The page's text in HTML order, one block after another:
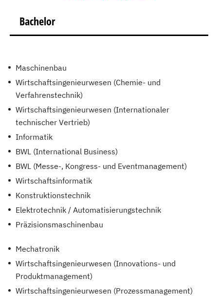
Bachelor
Maschinenbau
Wirtschaftsingenieurwesen (Chemie- und
Verfahrenstechnik)
Wirtschaftsingenieurwesen (Internationaler
technischer Vertrieb)
Informatik
BWL (International Business)
BWL (Messe-, Kongress- und Eventmanagement)
Wirtschaftsinformatik
Konstruktionstechnik
Elektrotechnik / Automatisierungstechnik
Präzisionsmaschinenbau
Mechatronik
Wirtschaftsingenieurwesen (Innovations- und
Produktmanagement)
Wirtschaftsingenieurwesen (Prozessmanagement)